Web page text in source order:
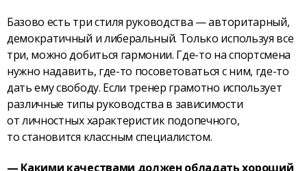
Базово есть три стиля руководства — авторитарный,
демократичный и либеральный. Только используя все
три, можно добиться гармонии. Где-то на спортсмена
нужно надавить, где-то посоветоваться с ним, где-то
дать ему свободу. Если тренер грамотно использует
различные типы руководства в зависимости
от личностных характеристик подопечного,
то становится классным специалистом.
— Какими качествами должен обладать хороший